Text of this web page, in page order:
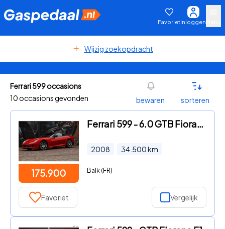
FavorietInloggen
Wijzig zoekopdracht
Ferrari 599 occasions
10 occasions gevonden
bewaren sorteren
175.900
Ferrari 599 - 6.0 GTB Fiorano F1
2008 34.500km
Balk (FR)
Favoriet Vergelijk